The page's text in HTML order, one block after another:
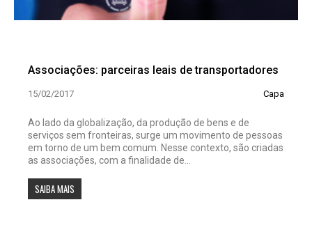
Associações: parceiras leais de transportadores
15/02/2017 Capa
Ao lado da globalização, da produção de bens e de
serviços sem fronteiras, surge um movimento de pessoas
em torno de um bem comum. Nesse contexto, são criadas
as associações, com a finalidade de...
SAIBA MAIS